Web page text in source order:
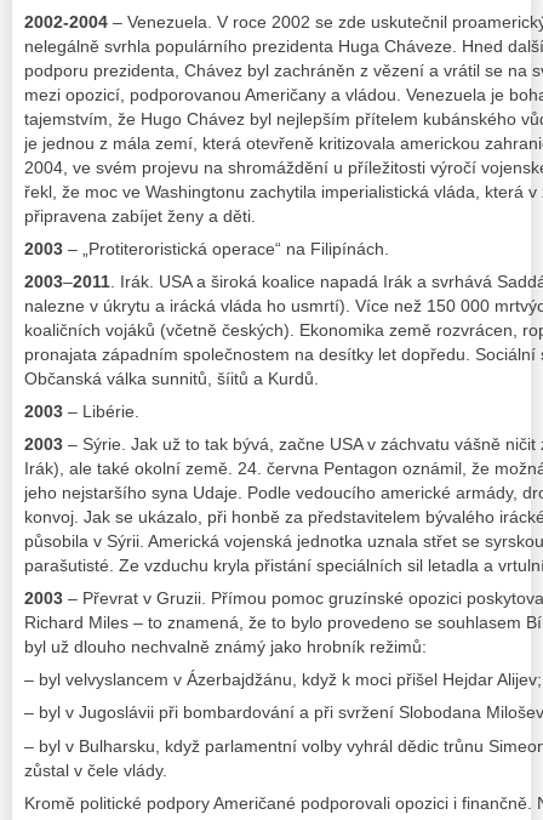
2002-2004 – Venezuela. V roce 2002 se zde uskutečnil
nelegálně svrhla populárního prezidenta Huga Cháveze. Hned
podporu prezidenta, Chávez byl zachráněn z vězení a vrátil se na
mezi opozicí, podporovanou Američany a vládou. Venezuela je
tajemstvím, že Hugo Chávez byl nejlepším přítelem kubánského
je jednou z mála zemí, která otevřeně kritizovala americkou
2004, ve svém projevu na shromáždění u příležitosti výročí
řekl, že moc ve Washingtonu zachytila imperialistická vláda, která
připravena zabíjet ženy a děti.
2003 – „Protiteroristická operace“ na Filipínách.
2003–2011 . Irák. USA a široká koalice napadá Irák a svrhává
nalezne v úkrytu a irácká vláda ho usmrtí). Více než 150 000
koaličních vojáků (včetně českých). Ekonomika země rozvrácen,
pronajata západním společnostem na desítky let dopředu. Sociální
Občanská válka sunnitů, šíitů a Kurdů.
2003 – Libérie.
2003 – Sýrie. Jak už to tak bývá, začne USA v záchvatu vášně
Irák), ale také okolní země. 24. června Pentagon oznámil, že
jeho nejstaršího syna Udaje. Podle vedoucího americké armády,
konvoj. Jak se ukázalo, při honbě za představitelem bývalého
působila v Sýrii. Americká vojenská jednotka uznala střet se
parašutisté. Ze vzduchu kryla přistání speciálních sil letadla a
2003 – Převrat v Gruzii. Přímou pomoc gruzínské opozici
Richard Miles ‒ to znamená, že to bylo provedeno se souhlasem
byl už dlouho nechvalně známý jako hrobník režimů:
– byl velvyslancem v Ázerbajdžánu, když k moci přišel Hejdar Alijev;
– byl v Jugoslávii při bombardování a při svržení Slobodana
– byl v Bulharsku, když parlamentní volby vyhrál dědic trůnu
zůstal v čele vlády.
Kromě politické podpory Američané podporovali opozici i finančně.